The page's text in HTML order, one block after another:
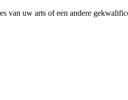
van uw arts of een andere